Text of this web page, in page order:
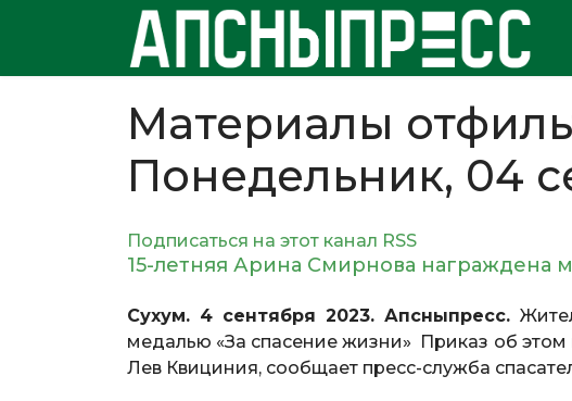
Материалы
Понедельник, 04
Подписаться на этот канал RSS
15-летняя Арина Смирнова награждена
Сухум. 4 сентября 2023. Апсныпресс.
медалью «За спасение жизни» Приказ об
Лев Квициния, сообщает пресс-служба